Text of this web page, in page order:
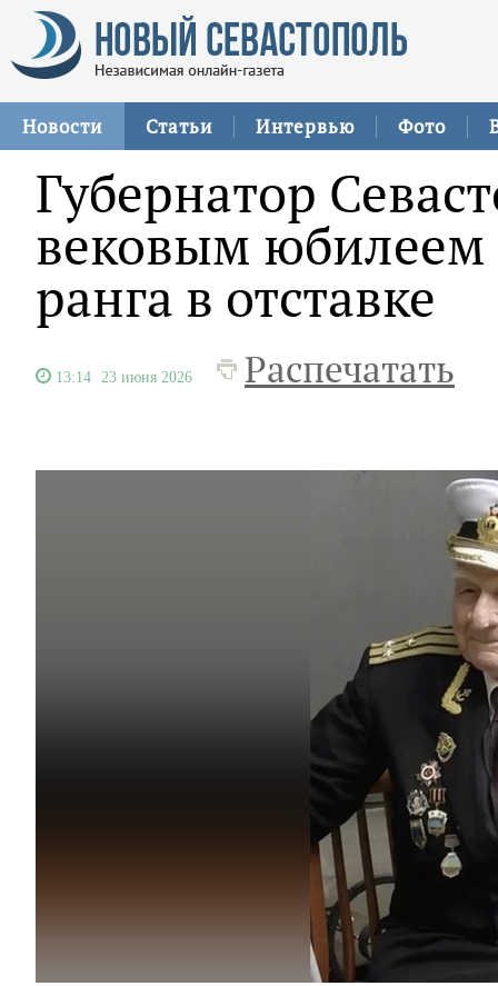
Новости Статьи Интервью Фото
Губернатор
вековым юбилеем
ранга в отставке
13:14 23 июня 2026 Распечатать